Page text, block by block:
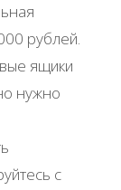
рублей.
ящики
нужно
с